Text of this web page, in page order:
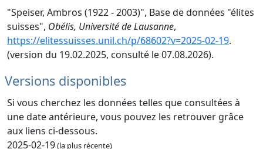
"Speiser, Ambros (1922 - 2003)", Base de données "élites
suisses", Obélis, Université de Lausanne,
https://elitessuisses.unil.ch/p/68602?v=2025-02-19.
(version du 19.02.2025, consulté le 07.08.2026).
Versions disponibles
Si vous cherchez les données telles que consultées à
une date antérieure, vous pouvez les retrouver grâce
aux liens ci-dessous.
2025-02-19(la plus récente)